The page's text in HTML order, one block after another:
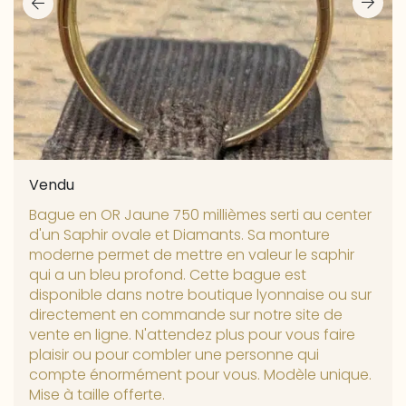
Vendu
Bague en OR Jaune 750 millièmes serti au center
d'un Saphir ovale et Diamants. Sa monture
moderne permet de mettre en valeur le saphir
qui a un bleu profond. Cette bague est
disponible dans notre boutique lyonnaise ou sur
directement en commande sur notre site de
vente en ligne. N'attendez plus pour vous faire
plaisir ou pour combler une personne qui
compte énormément pour vous. Modèle unique.
Mise à taille offerte.